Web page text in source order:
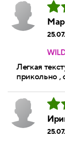
Легкая
прикольно ,